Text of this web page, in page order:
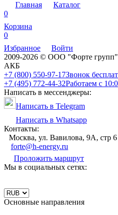
Главная
Каталог
0
Корзина
0
Избранное
Войти
2009-2026 © ООО "Форте
АКБ
+7 (800) 550-97-17Звонок
+7 (495) 772-44-32Работаем с
Написать в мессенджеры:
Написать в Telegram
Написать в Whatsapp
Контакты:
Москва, ул. Вавилова, 9А, стр 6
forte@h-energy.ru
Проложить маршрут
Мы в социальных сетях:
Основные направления